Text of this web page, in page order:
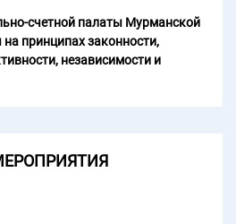
счетной палаты Мурманской
принципах законности,
независимости и